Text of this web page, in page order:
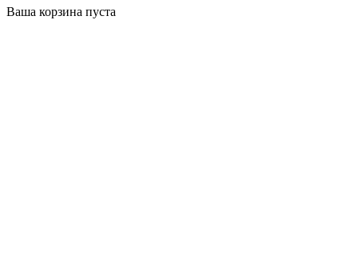
Ваша корзина пуста